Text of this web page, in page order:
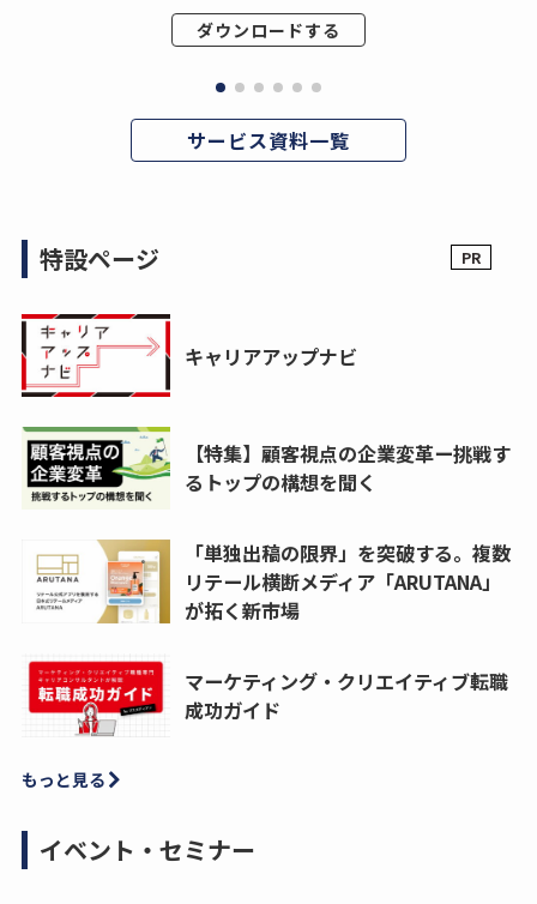
ダウンロードする
サービス資料一覧
特設ページ
キャリアアップナビ
【特集】顧客視点の企業変革ー挑戦す
るトップの構想を聞く
「単独出稿の限界」を突破する。複数
リテール横断メディア「ARUTANA」
が拓く新市場
マーケティング・クリエイティブ転職
成功ガイド
もっと見る
イベント・セミナー